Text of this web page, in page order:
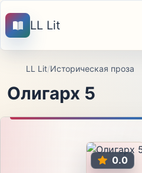
LL Lit
LL Lit/Историческая проза
Олигарх 5
0.0